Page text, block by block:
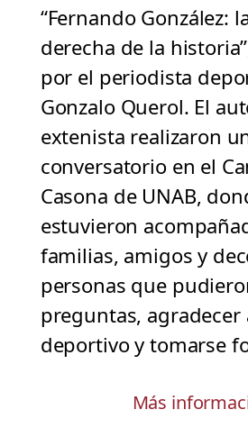
“Fernando González:
derecha de la
por el periodista
Gonzalo Querol. El
extenista realizaron
conversatorio en el
Casona de UNAB,
estuvieron
familias, amigos y
personas que
preguntas, agradecer
deportivo y tomarse
Más